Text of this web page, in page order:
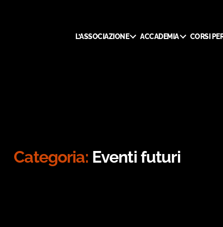
L’ASSOCIAZIONE ACCADEMIA CORSI
Categoria: Eventi futuri